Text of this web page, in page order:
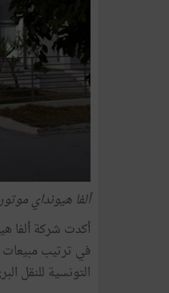
ألفا هيونداي
أكدت شركة ألفا
التونسية للنقل